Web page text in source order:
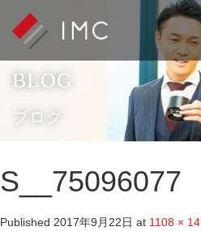
BLOG
ブログ
S__75096077
Published 2017年9月22日 at 1108 ×